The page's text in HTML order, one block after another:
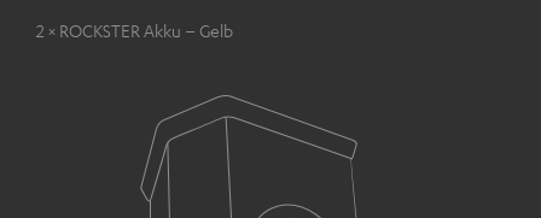
2 × ROCKSTER Akku – Gelb